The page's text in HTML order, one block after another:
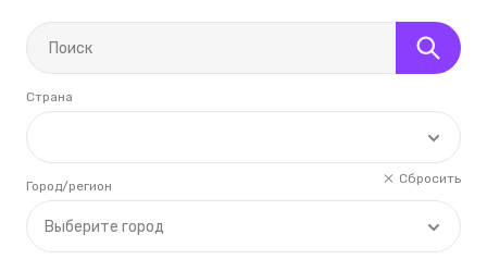
Страна
Сбросить
Выберите город
Город/регион